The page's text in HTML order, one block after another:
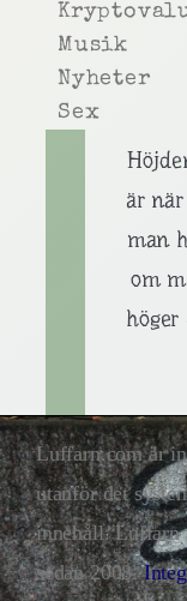
Musik
Nyheter
Sex
är
man
om
höger
Luffarn.com är
utanför det
innehåll. Luffarn
sedan 2008.